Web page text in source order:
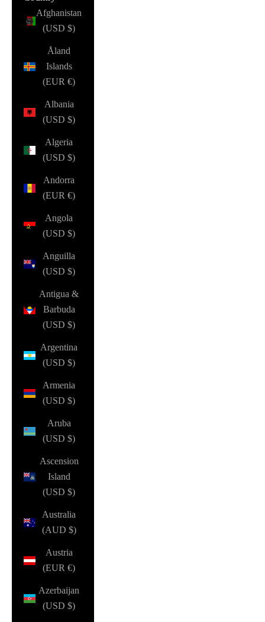
Afghanistan
(USD $)
Åland
Islands
(EUR €)
Albania
(USD $)
Algeria
(USD $)
Andorra
(EUR €)
Angola
(USD $)
Anguilla
(USD $)
Antigua &
Barbuda
(USD $)
Argentina
(USD $)
Armenia
(USD $)
Aruba
(USD $)
Ascension
Island
(USD $)
Australia
(AUD $)
Austria
(EUR €)
Azerbaijan
(USD $)